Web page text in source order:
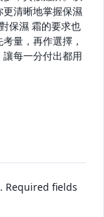
清晰地掌握保濕
保濕 霜的要求也
量，再作選擇，
每一分付出都用
Required fields